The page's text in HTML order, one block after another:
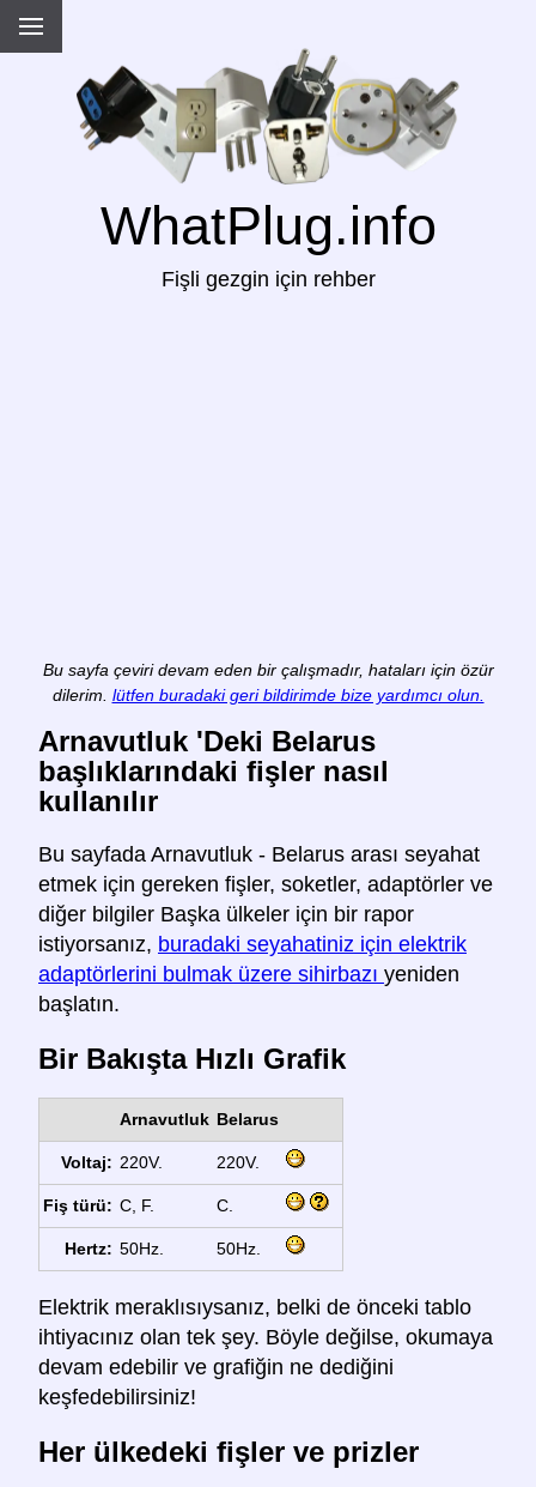
WhatPlug.info
Fişli gezgin için rehber
Bu sayfa çeviri devam eden bir çalışmadır, hataları için özür
dilerim. lütfen buradaki geri bildirimde bize yardımcı olun.
Arnavutluk 'Deki Belarus
başlıklarındaki fişler nasıl
kullanılır
Bu sayfada Arnavutluk - Belarus arası seyahat
etmek için gereken fişler, soketler, adaptörler ve
diğer bilgiler Başka ülkeler için bir rapor
istiyorsanız, buradaki seyahatiniz için elektrik
adaptörlerini bulmak üzere sihirbazı yeniden
başlatın.
Bir Bakışta Hızlı Grafik
Arnavutluk Belarus
Voltaj: 220V. 220V.
Fiş türü: C, F. C.
Hertz: 50Hz. 50Hz.
Elektrik meraklısıysanız, belki de önceki tablo
ihtiyacınız olan tek şey. Böyle değilse, okumaya
devam edebilir ve grafiğin ne dediğini
keşfedebilirsiniz!
Her ülkedeki fişler ve prizler